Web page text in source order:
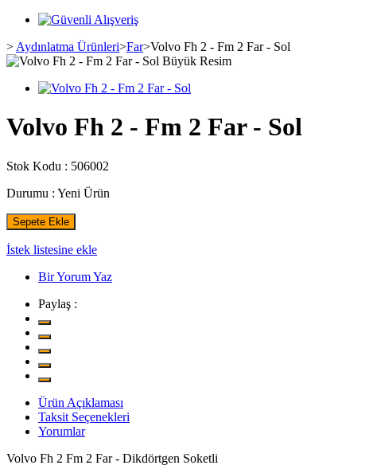
> Aydınlatma Ürünleri>Far>Volvo Fh 2 - Fm 2 Far - Sol
Büyük Resim
Volvo Fh 2 - Fm 2 Far - Sol
Stok Kodu : 506002
Durumu : Yeni Ürün
Sepete Ekle
İstek listesine ekle
Bir Yorum Yaz
Paylaş :
Ürün Açıklaması
Taksit Seçenekleri
Yorumlar
Volvo Fh 2 Fm 2 Far - Dikdörtgen Soketli